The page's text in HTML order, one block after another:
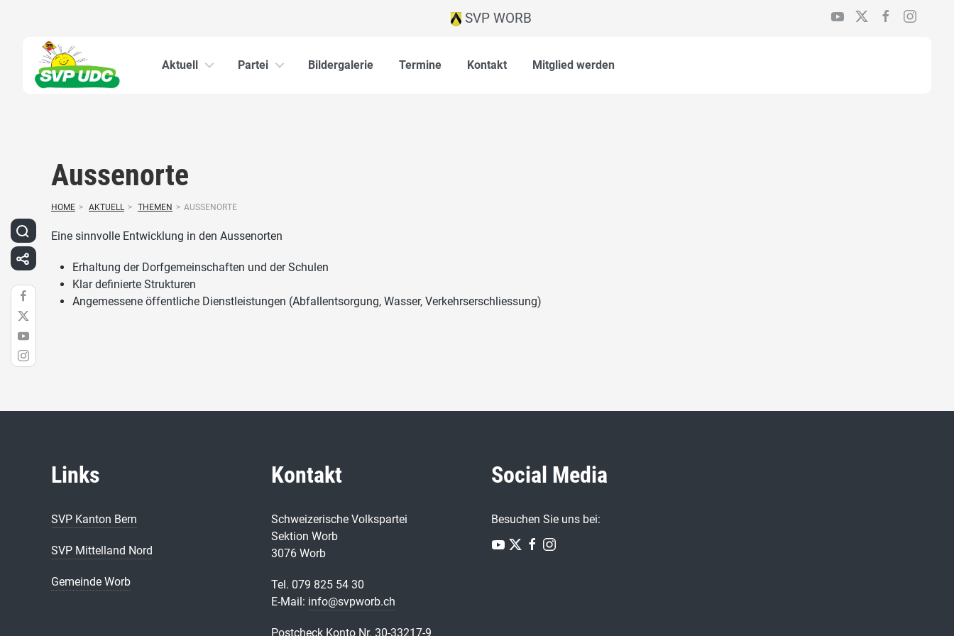
SVP WORB
Aktuell Partei Bildergalerie Termine Kontakt Mitglied werden
Aussenorte
HOME > AKTUELL > THEMEN > AUSSENORTE
Eine sinnvolle Entwicklung in den Aussenorten
Erhaltung der Dorfgemeinschaften und der Schulen
Klar definierte Strukturen
Angemessene öffentliche Dienstleistungen (Abfallentsorgung, Wasser, Verkehrserschliessung)
Links
SVP Kanton Bern
SVP Mittelland Nord
Gemeinde Worb
Kontakt
Schweizerische Volkspartei
Sektion Worb
3076 Worb
Tel. 079 825 54 30
E-Mail: info@svpworb.ch
Postcheck Konto Nr. 30-33217-9
Social Media
Besuchen Sie uns bei: